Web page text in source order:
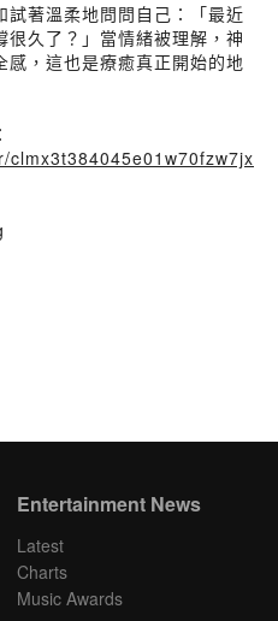
試著溫柔地問問自己：「最近
久了？」當情緒被理解，神
，這也是療癒真正開始的地
Entertainment News
Latest
Charts
Music Awards